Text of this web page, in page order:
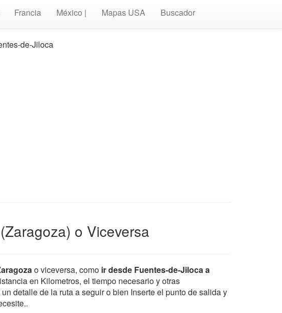
Francia México | Mapas USA Buscador
de-Jiloca
o Viceversa
o viceversa, como ir desde Fuentes-de-Jiloca a
en Kilometros, el tiempo necesario y otras
detalle de la ruta a seguir o bien Inserte el punto de salida y